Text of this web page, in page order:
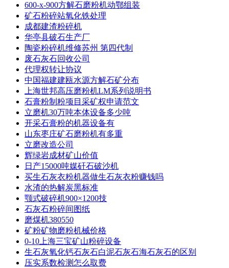
600-x-900方解石磨粉机动鄂组装
矿石粉碎站氧化铁处理
成都建渣粉碎机
华亭县破石生产厂
陶瓷粉碎机维修苏州 第四代制
废石灰石回收公司
代理权转让协议
中国福建建瓯水源方解石矿分布
上海世邦高压磨粉机LM系列说明书
石膏粉制粉项目采矿权申请范文
立磨机30万吨本体设备多少吨
开采石膏粉的机器设备有
山东枣庄矿石磨粉机有多重
立磨改造公司
辉绿岩成材矿山价值
日产15000吨媒矸石破沙机
买生石灰衣粉机器做生石灰衣粉赚钱吗
水渣的热解炭黑标准
颚式破碎机900×1200技
石灰石粉碎间图纸
磨煤机380550
矿粉矿物磨粉机械价格
0-10上海三宝矿山粉碎设备
生石灰氧化钙石灰石白泥石灰石海石灰石的区别
压实系数检测怎么取费